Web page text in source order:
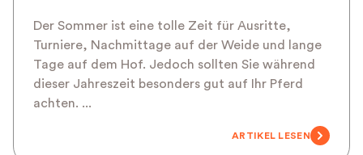
Der Sommer ist eine tolle Zeit für Ausritte,
Turniere, Nachmittage auf der Weide und lange
Tage auf dem Hof. Jedoch sollten Sie während
dieser Jahreszeit besonders gut auf Ihr Pferd
achten. ...
ARTIKEL LESEN